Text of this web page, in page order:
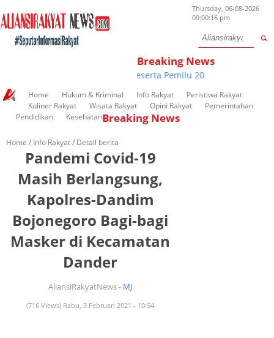
Thursday, 06-08-2026
09:00:16 pm
Breaking News
Pendaftaran Parpol Peserta Pemilu 2019 Di KPUD
Home Hukum & Kriminal Info Rakyat
Peristiwa Rakyat
Kuliner Rakyat
Wisata Rakyat Opini Rakyat
Pemerintahan
Pendidikan
KesehatanBreaking News
Home / Info Rakyat/ Detail berita
Pandemi Covid-19
Masih Berlangsung,
Kapolres-Dandim
Bojonegoro Bagi-bagi
Masker di Kecamatan
Dander
AliansiRakyatNews - MJ
(716 Views) Rabu, 3 Februari 2021 - 10:54